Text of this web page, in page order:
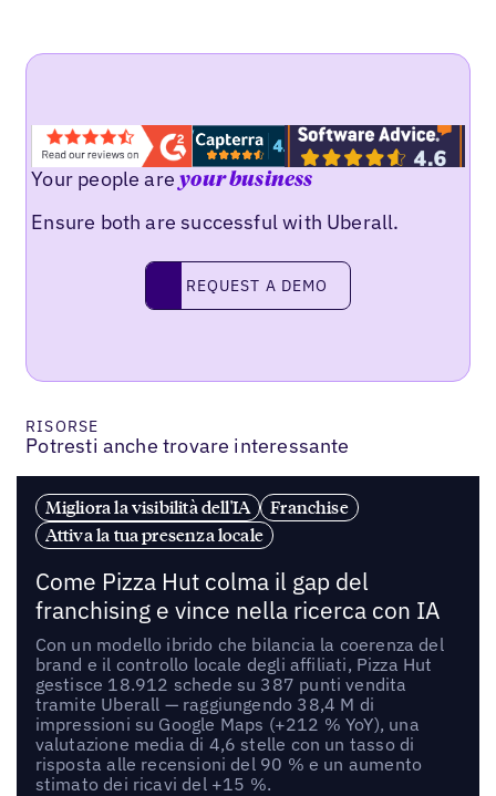
Your people areyour business
Ensure both are successful with Uberall.
request a demo
REQUEST A DEMO
RISORSE
Potresti anche trovare interessante
Migliora la visibilità dell'IA
Franchise
Attiva la tua presenza locale
Come Pizza Hut colma il gap del
franchising e vince nella ricerca con IA
Con un modello ibrido che bilancia la coerenza del
brand e il controllo locale degli affiliati, Pizza Hut
gestisce 18.912 schede su 387 punti vendita
tramite Uberall — raggiungendo 38,4 M di
impressioni su Google Maps (+212 % YoY), una
valutazione media di 4,6 stelle con un tasso di
risposta alle recensioni del 90 % e un aumento
stimato dei ricavi del +15 %.